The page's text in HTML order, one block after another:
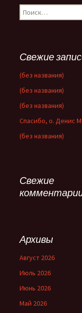
Найти:
Свежие
(без названия)
(без названия)
(без названия)
Спасибо, о. Денис
(без названия)
Свежие
Архивы
Август 2026
Июль 2026
Июнь 2026
Май 2026